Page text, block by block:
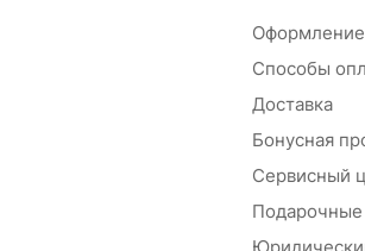
Способы
Доставка
Бонусная
Сервисный
Подарочные